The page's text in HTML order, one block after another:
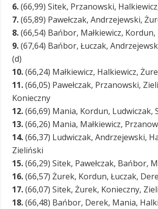
6.(66,99) Sitek, Przanowski,
7.(65,89) Pawełczak, Andrzejewski,
8.(66,54) Bańbor, Małkiewicz,
9.(67,64) Bańbor, Łuczak,
(d)
10.(66,24) Małkiewicz, Halkiewicz,
11.(66,05) Pawełczak, Przanowski,
Konieczny
12.(66,69) Mania, Kordun, Ludwiczak,
13.(66,26) Mania, Małkiewicz,
14.(66,37) Ludwiczak, Andrzejewski,
Zieliński
15.(66,29) Sitek, Pawełczak, Bańbor,
16.(66,57) Żurek, Kordun, Łuczak,
17.(66,07) Sitek, Żurek, Konieczny,
18.(66,48) Bańbor, Derek, Mania,